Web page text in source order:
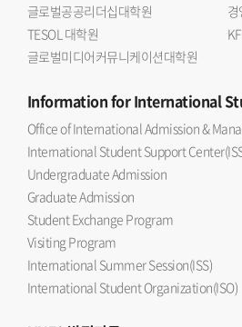
글로벌공공리더십대학원
TESOL 대학원
글로벌미디어커뮤니케이션대학원
Informationfor International
Office of International Admission &
International Student Support
Undergraduate Admission
Graduate Admission
Student Exchange Program
Visiting Program
International Summer Session(ISS)
International Student Organization(ISO)